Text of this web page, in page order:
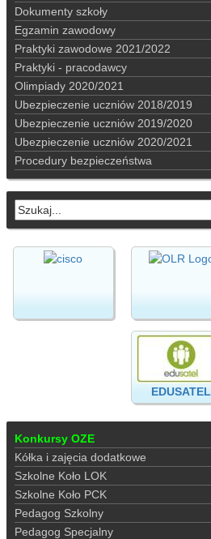
Dokumenty szkoły
Egzamin zawodowy
Praktyki zawodowe 2021/2022
Praktyki - pracodawcy
Olimpiady 2020/2021
Ubezpieczenie uczniów 2018/2019
Ubezpieczenie uczniów 2019/2020
Ubezpieczenie uczniów 2020/2021
Procedury bezpieczeństwa
EDUSATEL
Konkursy OZE
Kółka i zajęcia dodatkowe
Szkolne Koło LOK
Szkolne Koło PCK
Pedagog Szkolny
Pedagog Specjalny